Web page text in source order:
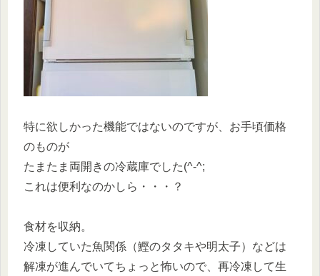
特に欲しかった機能ではないのですが、お手頃価格
のものが
たまたま両開きの冷蔵庫でした(^-^;
これは便利なのかしら・・・？
食材を収納。
冷凍していた魚関係（鰹のタタキや明太子）などは
解凍が進んでいてちょっと怖いので、再冷凍して生